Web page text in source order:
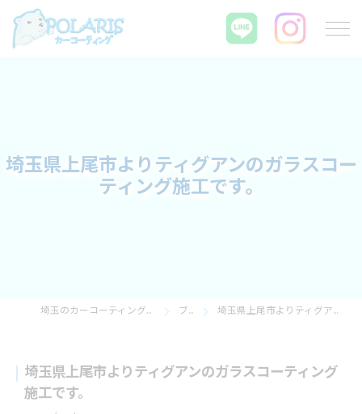
埼玉県上尾市よりティグアンのガラスコー
ティング施工です。
埼玉のカーコーティングならPOLARIS カーコーティング ブログ 埼玉県上尾市よりティグアンのガラスコーティング施工です。
埼玉県上尾市よりティグアンのガラスコーティング
施工です。